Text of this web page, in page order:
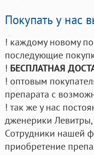
Покупать у нас
! каждому новому
последующие
! БЕСПЛАТНАЯ
! оптовым
препарата с
! так же у нас
дженерики
Cотрудники нашей
приобретение